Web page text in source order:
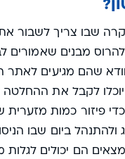
שבו צריך לשבור
מבנים שאמורים
שהם מגיעים
לקבל את ההחלטה
פיזור כמות
ביום שבו
הם יכולים